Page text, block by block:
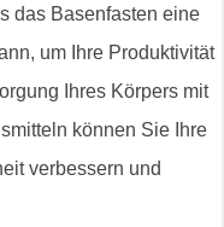
das Basenfasten eine
um Ihre Produktivität
Ihres Körpers mit
können Sie Ihre
verbessern und